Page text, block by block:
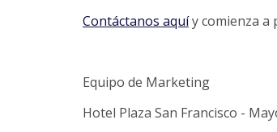
Contáctanos aquíy comienza a
Equipo de Marketing
Hotel Plaza San Francisco -